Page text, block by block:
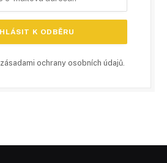
zásadami ochrany osobních údajů.